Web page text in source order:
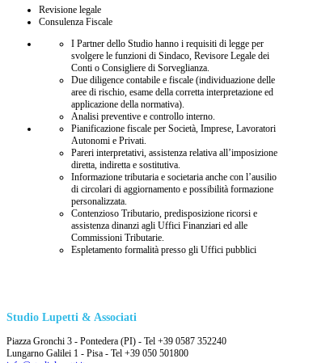
Revisione legale
Consulenza Fiscale
I Partner dello Studio hanno i requisiti di legge per
svolgere le funzioni di Sindaco, Revisore Legale dei
Conti o Consigliere di Sorveglianza.
Due diligence contabile e fiscale (individuazione delle
aree di rischio, esame della corretta interpretazione ed
applicazione della normativa).
Analisi preventive e controllo interno.
Pianificazione fiscale per Società, Imprese, Lavoratori
Autonomi e Privati.
Pareri interpretativi, assistenza relativa all’imposizione
diretta, indiretta e sostitutiva.
Informazione tributaria e societaria anche con l’ausilio
di circolari di aggiornamento e possibilità formazione
personalizzata.
Contenzioso Tributario, predisposizione ricorsi e
assistenza dinanzi agli Uffici Finanziari ed alle
Commissioni Tributarie.
Espletamento formalità presso gli Uffici pubblici
Studio Lupetti & Associati
Piazza Gronchi 3 - Pontedera (PI) - Tel +39 0587 352240
Lungarno Galilei 1 - Pisa - Tel +39 050 501800